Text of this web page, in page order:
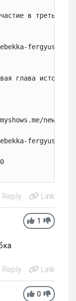
в третьей
rebekka-
глава истории
news/
rebekka-
Reply Link
1
Reply
Link
0